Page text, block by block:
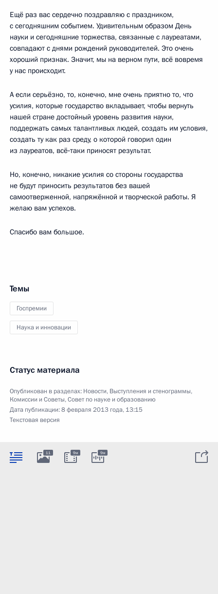
Ещё раз вас сердечно поздравляю с праздником,
с сегодняшним событием. Удивительным образом День
науки и сегодняшние торжества, связанные с лауреатами,
совпадают с днями рождений руководителей. Это очень
хороший признак. Значит, мы на верном пути, всё вовремя
у нас происходит.
А если серьёзно, то, конечно, мне очень приятно то, что
усилия, которые государство вкладывает, чтобы вернуть
нашей стране достойный уровень развития науки,
поддержать самых талантливых людей, создать им условия,
создать ту как раз среду, о которой говорил один
из лауреатов, всё‑таки приносят результат.
Но, конечно, никакие усилия со стороны государства
не будут приносить результатов без вашей
самоотверженной, напряжённой и творческой работы. Я
желаю вам успехов.
Спасибо вам большое.
Темы
Госпремии
Наука и инновации
Статус материала
Опубликован в разделах: Новости, Выступления и стенограммы,
Комиссии и Советы,Совет по науке и образованию
Дата публикации:8 февраля 2013 года, 13:15
Текстовая версия
11 9м 9м